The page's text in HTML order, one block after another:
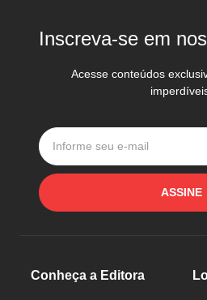
Inscreva-se em
Acesse conteúdos
ASSINE
Conheça a Editora